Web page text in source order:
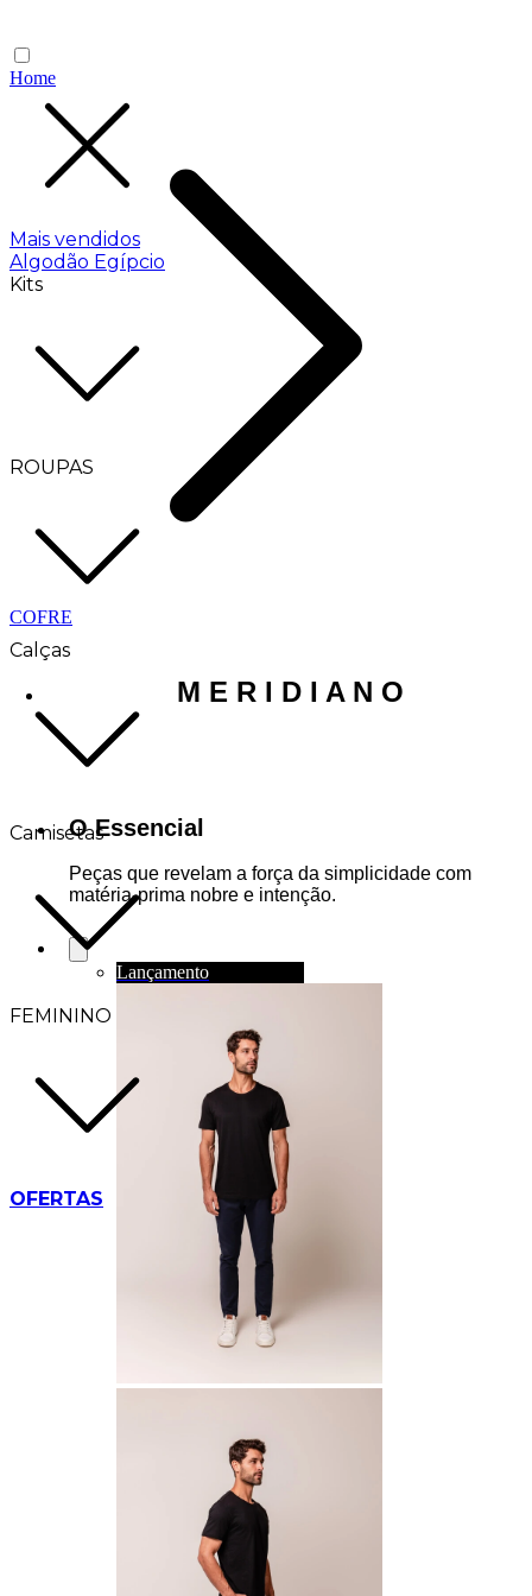
Mais vendidos
Algodão Egípcio
Kits
ROUPAS
Calças
Camisetas
FEMININO
OFERTAS
Home
COFRE
M E R I D I A N O
O Essencial
Peças que revelam a força da simplicidade com
matéria-prima nobre e intenção.